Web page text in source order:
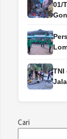
01/
TNI
Cari